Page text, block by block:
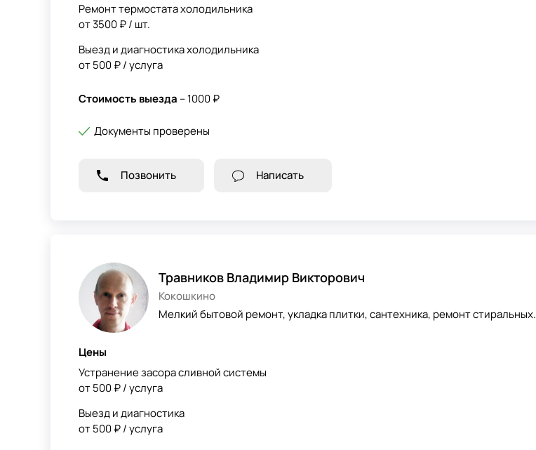
Ремонт термостата холодильника
от 3500 ₽ / шт.
Выезд и диагностика холодильника
от 500 ₽ / услуга
Стоимость выезда – 1000 ₽
Документы проверены
Позвонить Написать
Травников Владимир Викторович
Кокошкино
Мелкий бытовой ремонт, укладка плитки, сантехника, ремонт стиральных.
Цены
Устранение засора сливной системы
от 500 ₽ / услуга
Выезд и диагностика
от 500 ₽ / услуга